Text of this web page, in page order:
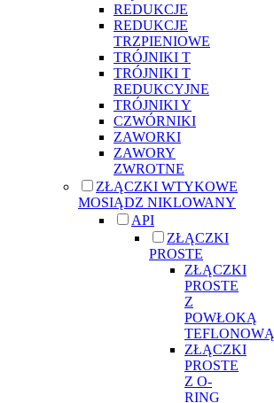
REDUKCJE
REDUKCJE
TRZPIENIOWE
TRÓJNIKI T
TRÓJNIKI T
REDUKCYJNE
TRÓJNIKI Y
CZWÓRNIKI
ZAWORKI
ZAWORY
ZWROTNE
ZŁĄCZKI WTYKOWE
MOSIĄDZ NIKLOWANY
API
ZŁĄCZKI
PROSTE
ZŁĄCZKI
PROSTE
Z
POWŁOKĄ
TEFLONOWĄ
ZŁĄCZKI
PROSTE
Z O-
RING